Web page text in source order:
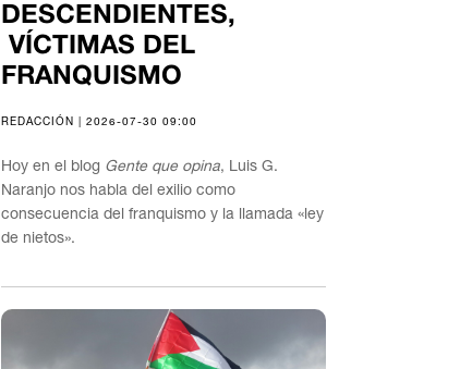
DESCENDIENTES,
VÍCTIMAS DEL
FRANQUISMO
REDACCIÓN | 2026-07-30 09:00
Hoy en el blog Gente que opina, Luis G.
Naranjo nos habla del exilio como
consecuencia del franquismo y la llamada «ley
de nietos».